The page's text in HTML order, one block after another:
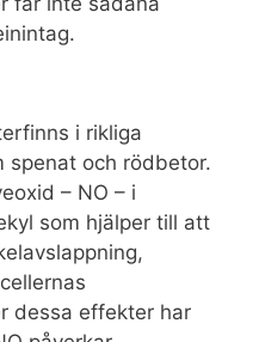
i rikliga
spenat och rödbetor.
– NO – i
som hjälper till att
dessa effekter har